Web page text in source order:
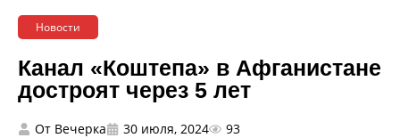
Новости
Канал «Коштепа» в Афганистане
достроят через 5 лет
От Вечерка 30 июля, 2024 93